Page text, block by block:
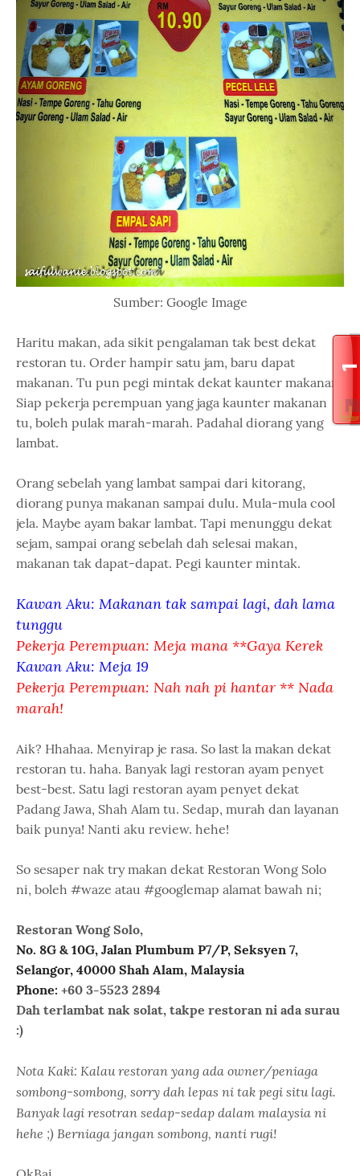
Sumber: Google Image
Haritu makan, ada sikit pengalaman tak best dekat
restoran tu. Order hampir satu jam, baru dapat
makanan. Tu pun pegi mintak dekat kaunter makanan.
Siap pekerja perempuan yang jaga kaunter makanan
tu, boleh pulak marah-marah. Padahal diorang yang
lambat.
Orang sebelah yang lambat sampai dari kitorang,
diorang punya makanan sampai dulu. Mula-mula cool
jela. Maybe ayam bakar lambat. Tapi menunggu dekat
sejam, sampai orang sebelah dah selesai makan,
makanan tak dapat-dapat. Pegi kaunter mintak.
Kawan Aku: Makanan tak sampai lagi, dah lama
tunggu
Pekerja Perempuan: Meja mana **Gaya Kerek
Kawan Aku: Meja 19
Pekerja Perempuan: Nah nah pi hantar ** Nada
marah!
Aik? Hhahaa. Menyirap je rasa. So last la makan dekat
restoran tu. haha. Banyak lagi restoran ayam penyet
best-best. Satu lagi restoran ayam penyet dekat
Padang Jawa, Shah Alam tu. Sedap, murah dan layanan
baik punya! Nanti aku review. hehe!
So sesaper nak try makan dekat Restoran Wong Solo
ni, boleh #waze atau #googlemap alamat bawah ni;
Restoran Wong Solo,
No. 8G & 10G, Jalan Plumbum P7/P, Seksyen 7,
Selangor, 40000 Shah Alam, Malaysia
Phone: +60 3-5523 2894
Dah terlambat nak solat, takpe restoran ni ada surau
:)
Nota Kaki: Kalau restoran yang ada owner/peniaga
sombong-sombong, sorry dah lepas ni tak pegi situ lagi.
Banyak lagi resotran sedap-sedap dalam malaysia ni
hehe ;) Berniaga jangan sombong, nanti rugi!